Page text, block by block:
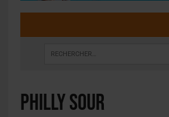
philly sour